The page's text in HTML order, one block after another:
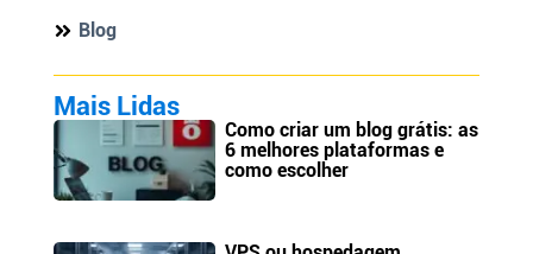
Blog
Mais Lidas
Como criar um blog grátis: as
6 melhores plataformas e
como escolher